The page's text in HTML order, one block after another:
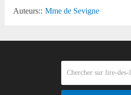
Auteurs:: Mme de Sevigne